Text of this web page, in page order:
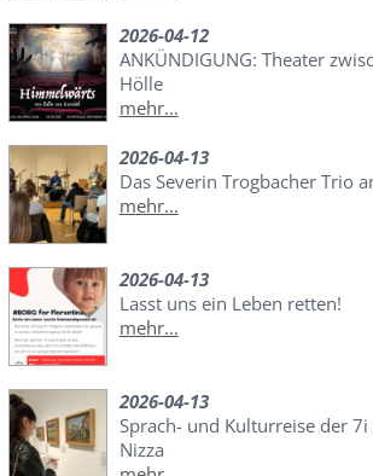
2026-04-12
ANKÜNDIGUNG: Theater
Hölle
mehr...
2026-04-13
Das Severin Trogbacher Trio
mehr...
2026-04-13
Lasst uns ein Leben retten!
mehr...
2026-04-13
Sprach- und Kulturreise der
Nizza